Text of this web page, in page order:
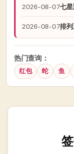
2026-08-07七
2026-08-07排
热门查询：
红包 蛇 鱼